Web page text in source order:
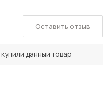
данный товар
Оставить отзыв